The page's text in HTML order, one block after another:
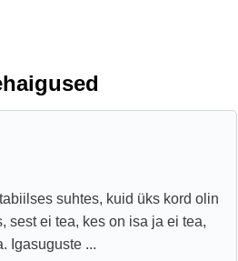
suhtes, kuid üks kord olin
sest ei tea, kes on isa ja ei tea,
Igasuguste ...